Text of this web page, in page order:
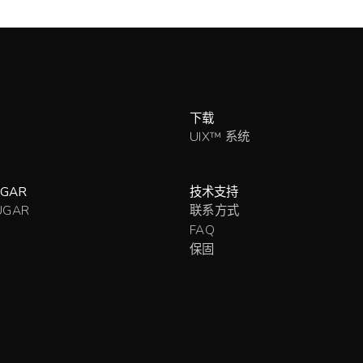
下载
UIX™ 系统
技术支持
联系方式
FAQ
保固